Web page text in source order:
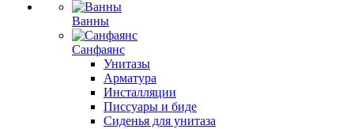
Ванны
Санфаянс
Унитазы
Арматура
Инсталляции
Писсуары и биде
Сиденья для унитаза